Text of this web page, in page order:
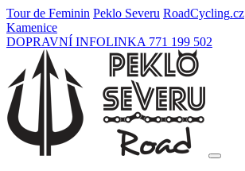
Tour de Feminin Peklo Severu RoadCycling.cz
Kamenice
DOPRAVNÍ INFOLINKA 771 199 502